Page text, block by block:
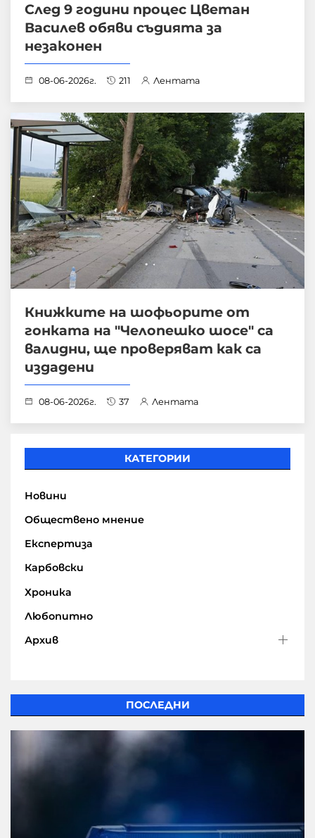
След 9 години процес Цветан
Василев обяви съдията за
незаконен
08-06-2026г. 211 Лентата
Книжките на шофьорите от
гонката на "Челопешко шосе" са
валидни, ще проверяват как са
издадени
08-06-2026г. 37 Лентата
КАТЕГОРИИ
Новини
Обществено мнение
Експертиза
Карбовски
Хроника
Любопитно
Архив
ПОСЛЕДНИ